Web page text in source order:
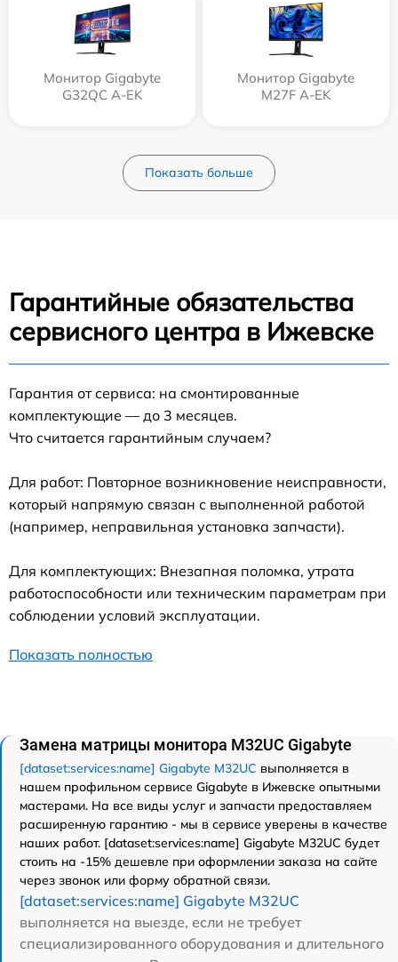
Монитор Gigabyte
G32QC A-EK
Монитор Gigabyte
M27F A-EK
Показать больше
Гарантийные обязательства
сервисного центра в Ижевске
Гарантия от сервиса: на смонтированные
комплектующие — до 3 месяцев.
Что считается гарантийным случаем?
Для работ: Повторное возникновение неисправности,
который напрямую связан с выполненной работой
(например, неправильная установка запчасти).
Для комплектующих: Внезапная поломка, утрата
работоспособности или техническим параметрам при
соблюдении условий эксплуатации.
Показать полностью
Замена матрицы монитора M32UC Gigabyte
[dataset:services:name] Gigabyte M32UC выполняется в
нашем профильном сервисе Gigabyte в Ижевске опытными
мастерами. На все виды услуг и запчасти предоставляем
расширенную гарантию - мы в сервисе уверены в качестве
наших работ. [dataset:services:name] Gigabyte M32UC будет
стоить на -15% дешевле при оформлении заказа на сайте
через звонок или форму обратной связи.
[dataset:services:name] Gigabyte M32UC
выполняется на выезде, если не требует
специализированного оборудования и длительного